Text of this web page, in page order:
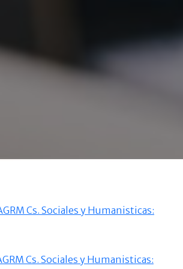
Cs. Sociales y Humanisticas:
Cs. Sociales y Humanisticas: